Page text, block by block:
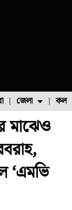
মাছ চাষ পোল্ট্রি চাষ
জেলা
উত্তর ২৪ পরগনা
মাঝেও
‘এমভি